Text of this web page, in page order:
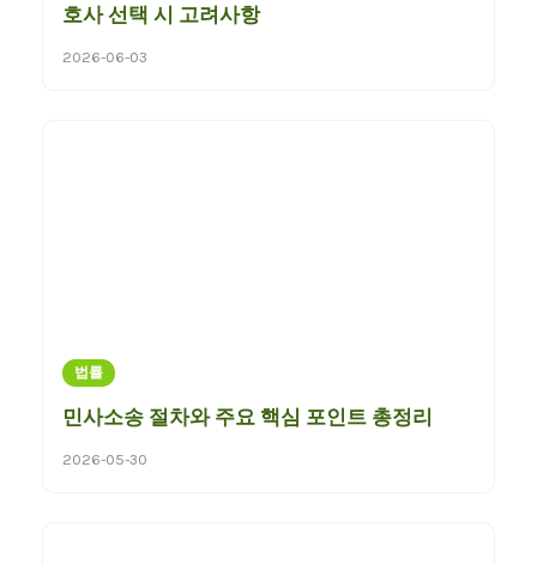
호사 선택 시 고려사항
2026-06-03
법률
민사소송 절차와 주요 핵심 포인트 총정리
2026-05-30